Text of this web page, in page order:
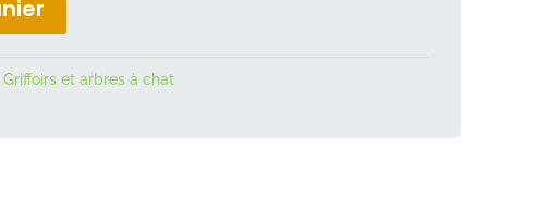
Griffoirs et arbres à chat